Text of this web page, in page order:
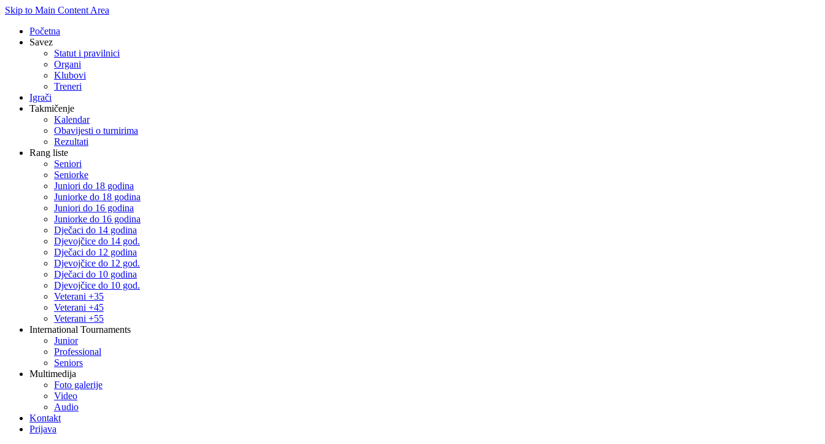
Skip to Main Content Area
Početna
Savez
Statut i pravilnici
Organi
Klubovi
Treneri
Igrači
Takmičenje
Kalendar
Obavijesti o turnirima
Rezultati
Rang liste
Seniori
Seniorke
Juniori do 18 godina
Juniorke do 18 godina
Juniori do 16 godina
Juniorke do 16 godina
Dječaci do 14 godina
Djevojčice do 14 god.
Dječaci do 12 godina
Djevojčice do 12 god.
Dječaci do 10 godina
Djevojčice do 10 god.
Veterani +35
Veterani +45
Veterani +55
International Tournaments
Junior
Professional
Seniors
Multimedija
Foto galerije
Video
Audio
Kontakt
Prijava